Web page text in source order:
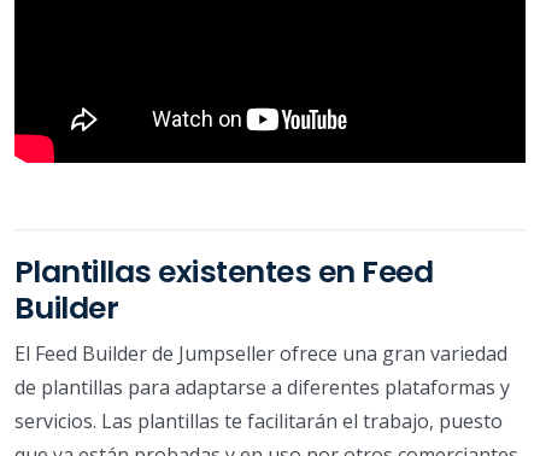
Plantillas existentes en Feed
Builder
El Feed Builder de Jumpseller ofrece una gran variedad
de plantillas para adaptarse a diferentes plataformas y
servicios. Las plantillas te facilitarán el trabajo, puesto